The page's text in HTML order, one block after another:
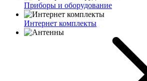
Приборы и оборудование
Интернет комплекты